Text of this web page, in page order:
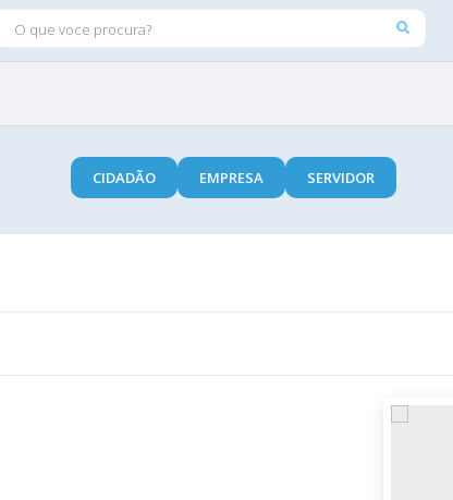
O QUE VOCE PROCURA?
CIDADÃO EMPRESA SERVIDOR